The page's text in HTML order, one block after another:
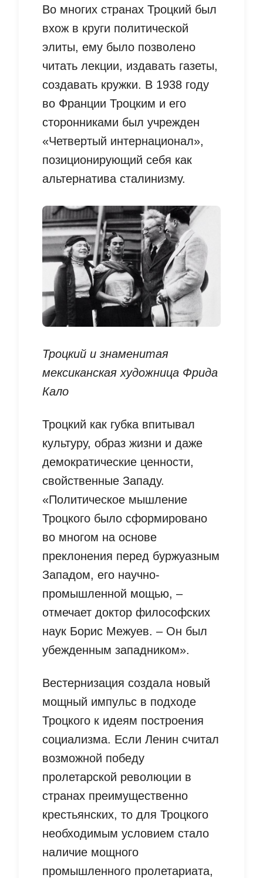
Во многих странах Троцкий был
вхож в круги политической
элиты, ему было позволено
читать лекции, издавать газеты,
создавать кружки. В 1938 году
во Франции Троцким и его
сторонниками был учрежден
«Четвертый интернационал»,
позиционирующий себя как
альтернатива сталинизму.
Троцкий и знаменитая
мексиканская художница Фрида
Кало
Троцкий как губка впитывал
культуру, образ жизни и даже
демократические ценности,
свойственные Западу.
«Политическое мышление
Троцкого было сформировано
во многом на основе
преклонения перед буржуазным
Западом, его научно-
промышленной мощью, –
отмечает доктор философских
наук Борис Межуев. – Он был
убежденным западником».
Вестернизация создала новый
мощный импульс в подходе
Троцкого к идеям построения
социализма. Если Ленин считал
возможной победу
пролетарской революции в
странах преимущественно
крестьянских, то для Троцкого
необходимым условием стало
наличие мощного
промышленного пролетариата,